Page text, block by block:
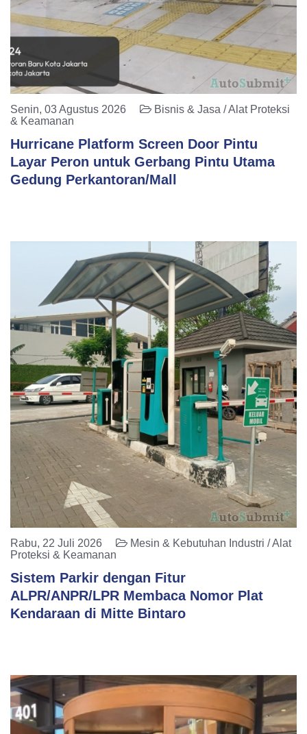
Senin, 03 Agustus 2026
Bisnis & Jasa / Alat Proteksi
& Keamanan
Hurricane Platform Screen Door Pintu
Layar Peron untuk Gerbang Pintu Utama
Gedung Perkantoran/Mall
Rabu, 22 Juli 2026
Mesin & Kebutuhan Industri / Alat
Proteksi & Keamanan
Sistem Parkir dengan Fitur
ALPR/ANPR/LPR Membaca Nomor Plat
Kendaraan di Mitte Bintaro